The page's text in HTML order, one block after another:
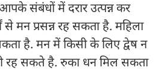
संबंधों में दरार उत्पन्न कर
मन प्रसन्न रह सकता है. महिला
है. मन में किसी के लिए द्वेष न
रह सकते है. रुका धन मिल सकता